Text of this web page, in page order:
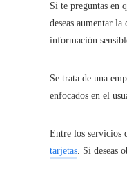
Si te preguntas en
deseas aumentar
información
Se trata de una
enfocados en el
Entre los servicios
tarjetas. Si deseas